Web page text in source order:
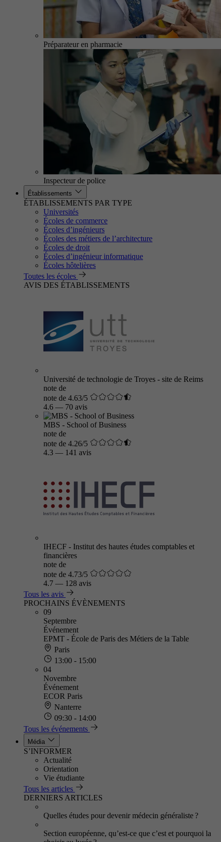
Préparateur en pharmacie
Inspecteur de police
Établissements
ÉTABLISSEMENTS PAR TYPE
Universités
Écoles de commerce
Écoles d’ingénieurs
Écoles des métiers de l’architecture
Écoles de droit
Écoles d’ingénieur informatique
Écoles hôtelières
Toutes les écoles
AVIS DES ÉTABLISSEMENTS
Université de technologie de Troyes - site de Reims
note de
note de 4.63/5
4.6 — 70 avis
MBS - School of Business
note de
note de 4.26/5
4.3 — 141 avis
IHECF - Institut des hautes études comptables et
financières
note de
note de 4.73/5
4.7 — 128 avis
Tous les avis
PROCHAINS ÉVÈNEMENTS
09
Septembre
Événement
EPMT - École de Paris des Métiers de la Table
Paris
13:00 - 15:00
04
Novembre
Événement
ECOR Paris
Nanterre
09:30 - 14:00
Tous les événements
Média
S’INFORMER
Actualité
Orientation
Vie étudiante
Tous les articles
DERNIERS ARTICLES
Quelles études pour devenir médecin généraliste ?
Section européenne, qu’est-ce que c’est et pourquoi la